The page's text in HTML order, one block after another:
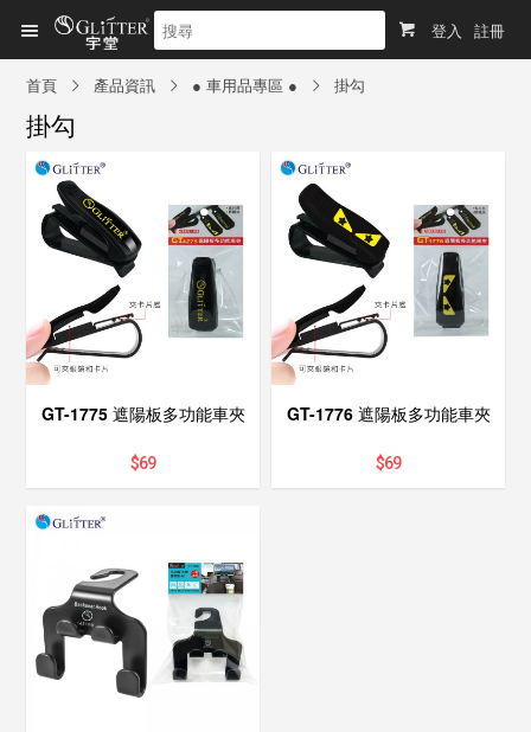
登入 註冊
首頁 產品資訊 ● 車用品專區 ● 掛勾
掛勾
GT-1775 遮陽板多功能車夾
$69
GT-1776 遮陽板多功能車夾
$69